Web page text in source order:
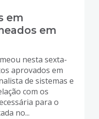
em
em
nesta sexta-
aprovados em
de sistemas e
com os
para o
no...